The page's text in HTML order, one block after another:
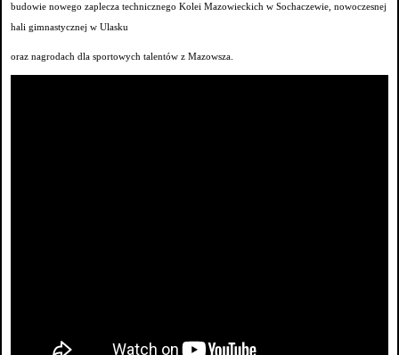
budowie nowego zaplecza technicznego Kolei Mazowieckich w Sochaczewie, nowoczesnej
hali gimnastycznej w Ulasku
oraz nagrodach dla sportowych talentów z Mazowsza.